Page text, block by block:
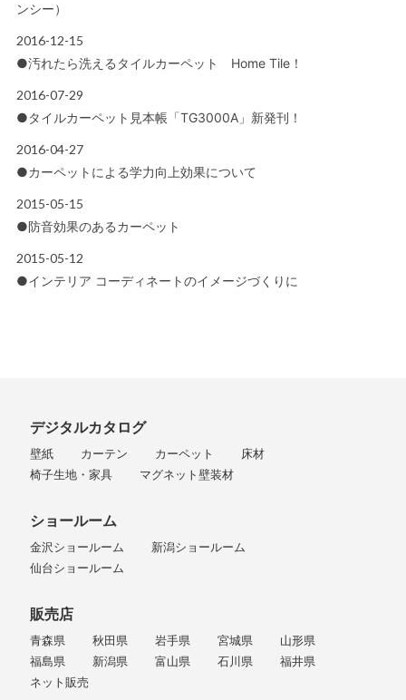
ンシー）
2016-12-15
●汚れたら洗えるタイルカーペット Home Tile！
2016-07-29
●タイルカーペット見本帳「TG3000A」新発刊！
2016-04-27
●カーペットによる学力向上効果について
2015-05-15
●防音効果のあるカーペット
2015-05-12
●インテリア コーディネートのイメージづくりに
デジタルカタログ
壁紙 カーテン カーペット
床材
椅子生地・家具
マグネット壁装材
ショールーム
金沢ショールーム
新潟ショールーム
仙台ショールーム
販売店
青森県 秋田県 岩手県 宮城県
山形県
福島県
新潟県 富山県 石川県
福井県
ネット販売